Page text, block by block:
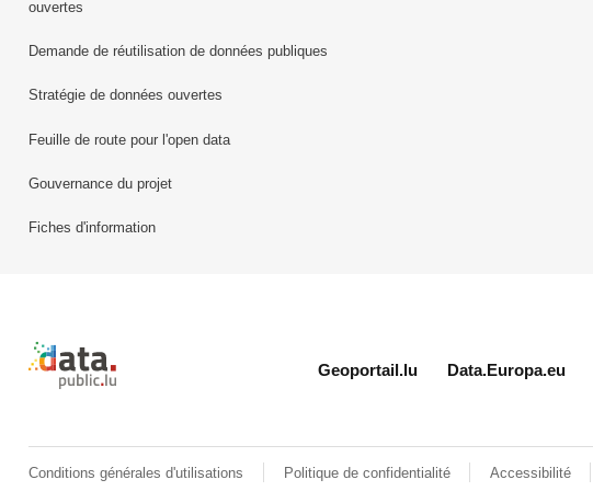
ouvertes
Demande de réutilisation de données publiques
Stratégie de données ouvertes
Feuille de route pour l'open data
Gouvernance du projet
Fiches d'information
Retour à l'accueil de data.public.lu
Geoportail.lu Data.Europa.eu
Conditions générales d'utilisations Politique de confidentialité Accessibilité